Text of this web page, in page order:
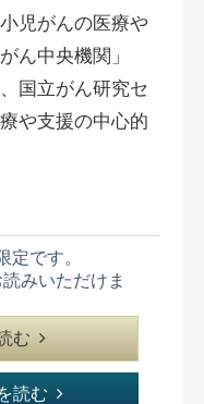
児がんの医療や
ん中央機関」
国立がん研究セ
や支援の中心的
定です。
みいただけま
む
読む